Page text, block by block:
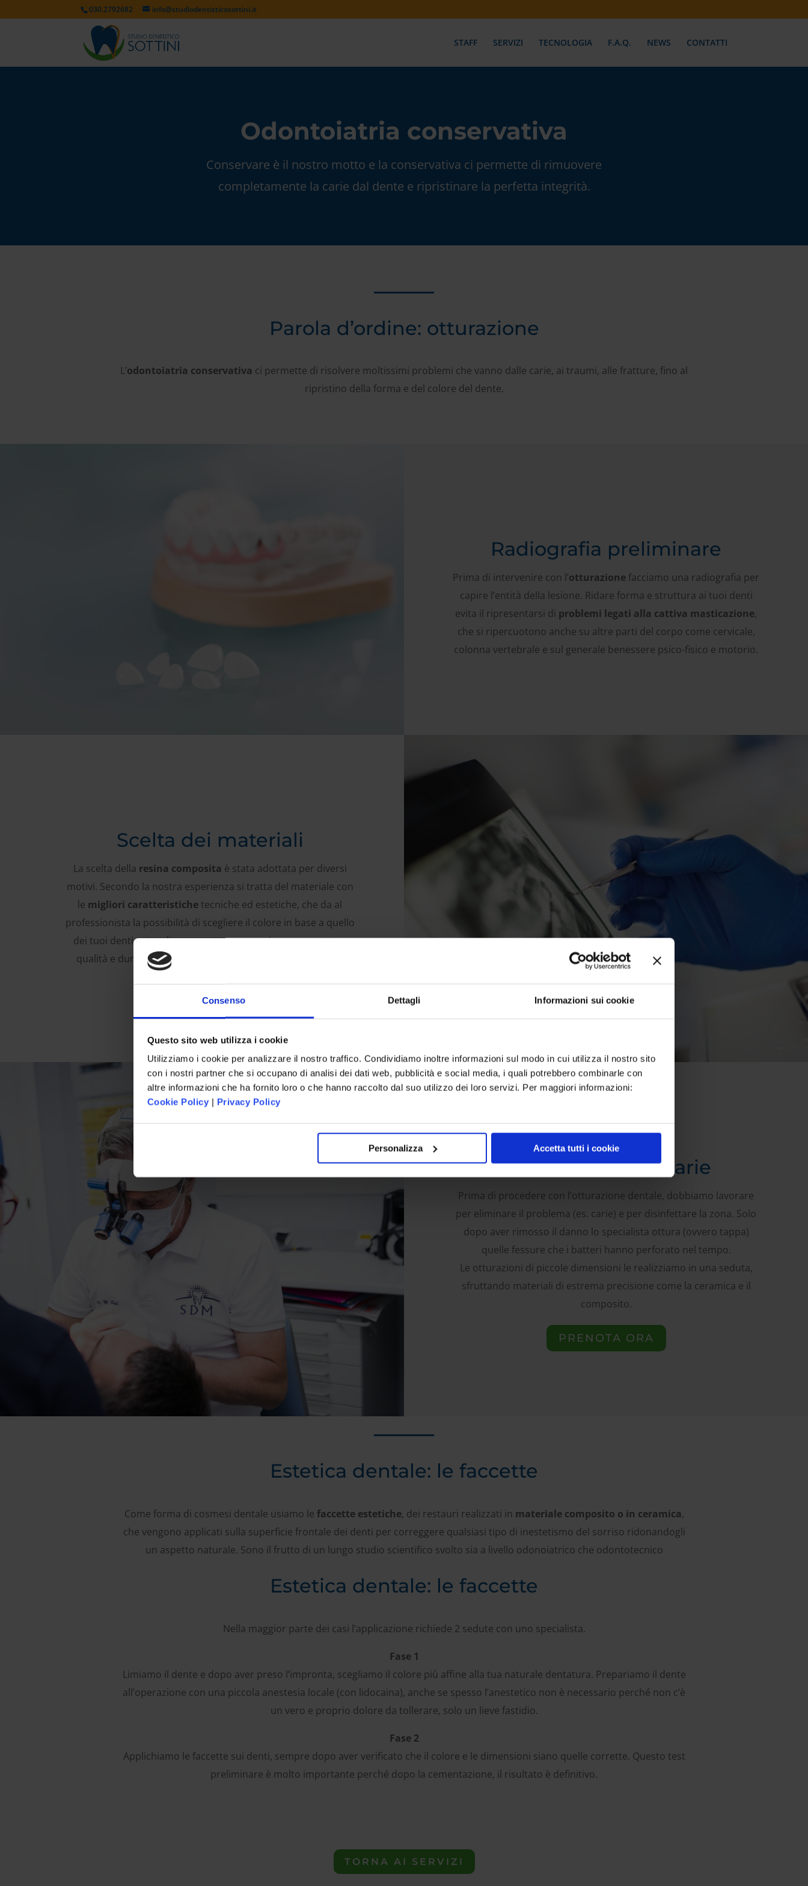
Consenso Dettagli Informazioni sui cookie
Questo sito web utilizza i cookie
Utilizziamo i cookie per analizzare il nostro traffico. Condividiamo inoltre informazioni sul modo in cui utilizza il nostro sito
con i nostri partner che si occupano di analisi dei dati web, pubblicità e social media, i quali potrebbero combinarle con
altre informazioni che ha fornito loro o che hanno raccolto dal suo utilizzo dei loro servizi. Per maggiori informazioni:
Cookie Policy | Privacy Policy
Personalizza Accetta tutti i cookie
030.2792682 info@studiodentisticosottini.it
STAFF SERVIZI TECNOLOGIA F.A.Q. NEWS CONTATTI
Odontoiatria conservativa
Conservare è il nostro motto e la conservativa ci permette di rimuovere
completamente la carie dal dente e ripristinare la perfetta integrità.
Parola d’ordine: otturazione
L’odontoiatria conservativa ci permette di risolvere moltissimi problemi che vanno dalle carie, ai traumi, alle fratture, fino al
ripristino della forma e del colore del dente.
Radiografia preliminare
Prima di intervenire con l’otturazione facciamo una radiografia per
capire l’entità della lesione. Ridare forma e struttura ai tuoi denti
evita il ripresentarsi di problemi legati alla cattiva masticazione,
che si ripercuotono anche su altre parti del corpo come cervicale,
colonna vertebrale e sul generale benessere psico-fisico e motorio.
Scelta dei materiali
La scelta della resina composita è stata adottata per diversi
motivi. Secondo la nostra esperienza si tratta del materiale con
le migliori caratteristiche tecniche ed estetiche, che da al
professionista la possibilità di scegliere il colore in base a quello
dei tuoi denti naturali, e permette un maggiore rapporto tra
qualità e durata dell’otturazione, naturalmente se eseguita
Rimozione della carie
Prima di procedere con l’otturazione dentale, dobbiamo lavorare
per eliminare il problema (es. carie) e per disinfettare la zona. Solo
dopo aver rimosso il danno lo specialista ottura (ovvero tappa)
quelle fessure che i batteri hanno perforato nel tempo.
Le otturazioni di piccole dimensioni le realizziamo in una seduta,
sfruttando materiali di estrema precisione come la ceramica e il
composito.
PRENOTA ORA
Estetica dentale: le faccette
Come forma di cosmesi dentale usiamo le faccette estetiche, dei restauri realizzati in materiale composito o in ceramica,
che vengono applicati sulla superficie frontale dei denti per correggere qualsiasi tipo di inestetismo del sorriso ridonandogli
un aspetto naturale. Sono il frutto di un lungo studio scientifico svolto sia a livello odonoiatrico che odontotecnico
Estetica dentale: le faccette
Nella maggior parte dei casi l’applicazione richiede 2 sedute con uno specialista.
Fase 1
Limiamo il dente e dopo aver preso l’impronta, scegliamo il colore più affine alla tua naturale dentatura. Prepariamo il dente
all’operazione con una piccola anestesia locale (con lidocaina), anche se spesso l’anestetico non è necessario perché non c’è
un vero e proprio dolore da tollerare, solo un lieve fastidio.
Fase 2
Applichiamo le faccette sui denti, sempre dopo aver verificato che il colore e le dimensioni siano quelle corrette. Questo test
preliminare è molto importante perché dopo la cementazione, il risultato è definitivo.
TORNA AI SERVIZI